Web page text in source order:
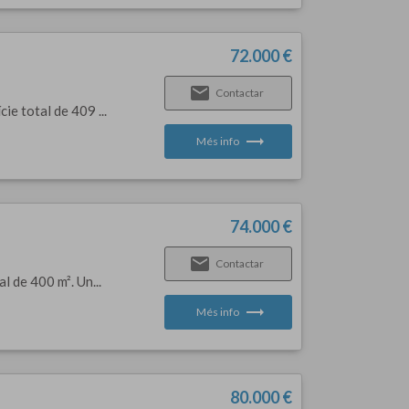
total de 409 ...
72.000 €
email Contactar
Més info trending_flat
400 m². Un...
74.000 €
email Contactar
Més info trending_flat
80.000 €